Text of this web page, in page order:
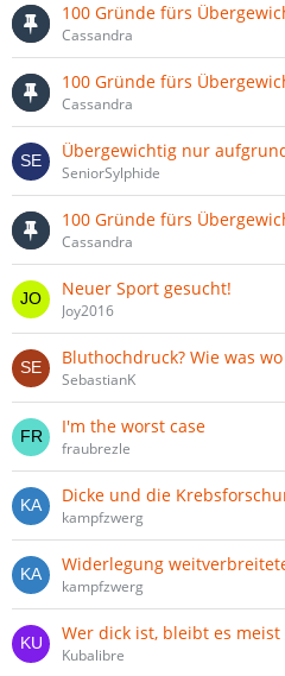
100 Gründe fürs
Cassandra
100 Gründe fürs
Cassandra
Übergewichtig nur
SeniorSylphide
100 Gründe fürs
Cassandra
Neuer Sport gesucht!
Joy2016
Bluthochdruck? Wie was
SebastianK
I'm the worst case
fraubrezle
Dicke und die
kampfzwerg
Widerlegung
kampfzwerg
Wer dick ist, bleibt es meist
Kubalibre